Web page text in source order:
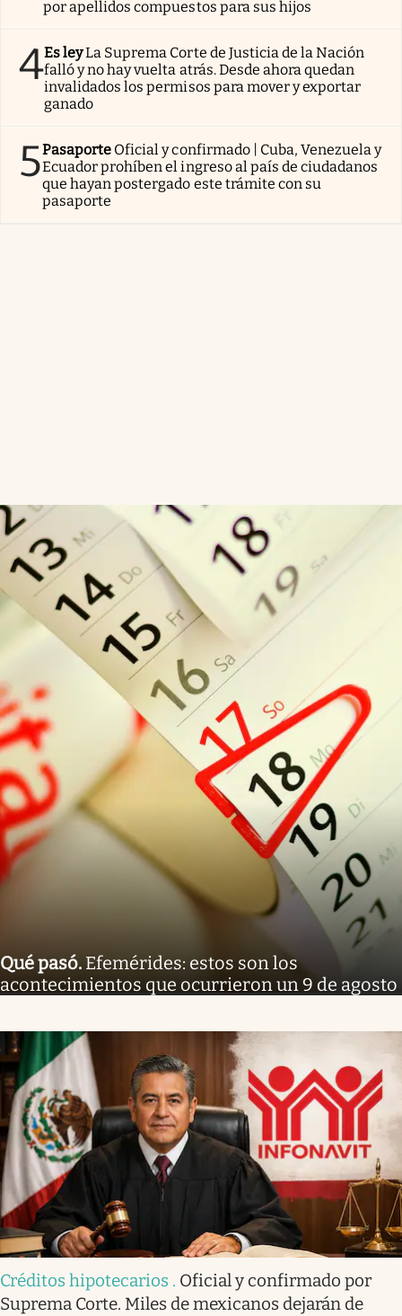
por apellidos compuestos para sus hijos
4Es leyLa Suprema Corte de Justicia de la Nación
falló y no hay vuelta atrás. Desde ahora quedan
invalidados los permisos para mover y exportar
ganado
5Pasaporte Oficial y confirmado | Cuba, Venezuela y
Ecuador prohíben el ingreso al país de ciudadanos
que hayan postergado este trámite con su
pasaporte
Qué pasó. Efemérides: estos son los
acontecimientos que ocurrieron un 9 de agosto
Créditos hipotecarios . Oficial y confirmado por
Suprema Corte. Miles de mexicanos dejarán de